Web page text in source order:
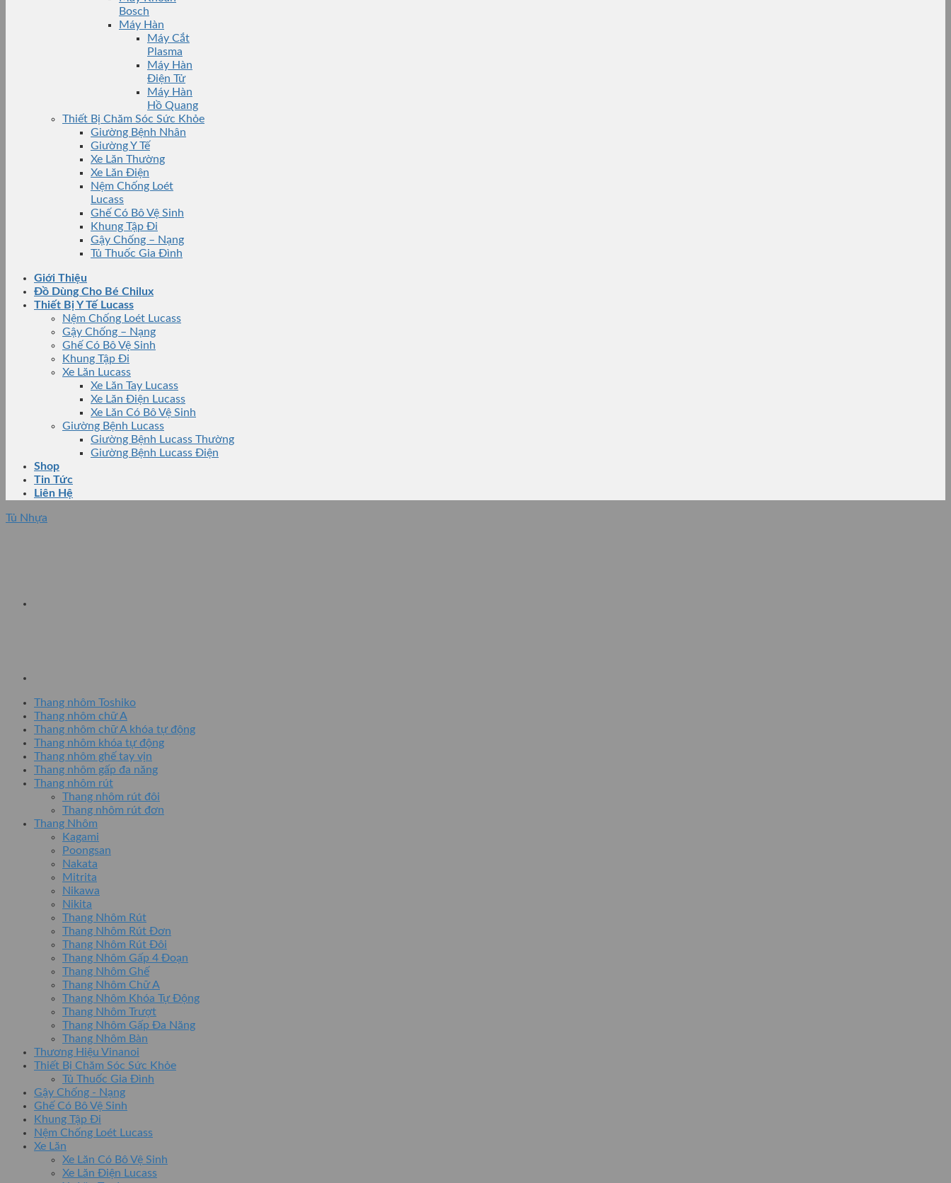
Bosch
Máy Hàn
Máy Cắt
Plasma
Máy Hàn
Điện Tử
Máy Hàn
Hồ Quang
Thiết Bị Chăm Sóc Sức Khỏe
Giường Bệnh Nhân
Giường Y Tế
Xe Lăn Thường
Xe Lăn Điện
Nệm Chống Loét
Lucass
Ghế Có Bô Vệ Sinh
Khung Tập Đi
Gậy Chống – Nạng
Tủ Thuốc Gia Đình
Giới Thiệu
Đồ Dùng Cho Bé Chilux
Thiết Bị Y Tế Lucass
Nệm Chống Loét Lucass
Gậy Chống – Nạng
Ghế Có Bô Vệ Sinh
Khung Tập Đi
Xe Lăn Lucass
Xe Lăn Tay Lucass
Xe Lăn Điện Lucass
Xe Lăn Có Bô Vệ Sinh
Giường Bệnh Lucass
Giường Bệnh Lucass Thường
Giường Bệnh Lucass Điện
Shop
Tin Tức
Liên Hệ
Tủ Nhựa
Thang nhôm Toshiko
Thang nhôm chữ A
Thang nhôm chữ A khóa tự động
Thang nhôm khóa tự động
Thang nhôm ghế tay vịn
Thang nhôm gấp đa năng
Thang nhôm rút
Thang nhôm rút đôi
Thang nhôm rút đơn
Thang Nhôm
Kagami
Poongsan
Nakata
Mitrita
Nikawa
Nikita
Thang Nhôm Rút
Thang Nhôm Rút Đơn
Thang Nhôm Rút Đôi
Thang Nhôm Gấp 4 Đoạn
Thang Nhôm Ghế
Thang Nhôm Chữ A
Thang Nhôm Khóa Tự Động
Thang Nhôm Trượt
Thang Nhôm Gấp Đa Năng
Thang Nhôm Bàn
Thương Hiệu Vinanoi
Thiết Bị Chăm Sóc Sức Khỏe
Tủ Thuốc Gia Đình
Gậy Chống - Nạng
Ghế Có Bô Vệ Sinh
Khung Tập Đi
Nệm Chống Loét Lucass
Xe Lăn
Xe Lăn Có Bô Vệ Sinh
Xe Lăn Điện Lucass